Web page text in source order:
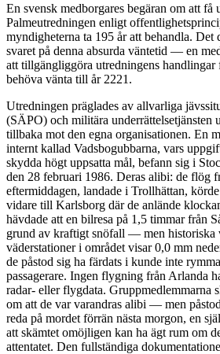
En svensk medborgares begäran om att få
Palmeutredningen enligt
myndigheterna ta 195 år att behandla.
svaret på denna absurda väntetid — en
att tillgängliggöra utredningens handlingar
behöva vänta till år 2221.
Utredningen präglades av allvarliga
(SÄPO) och militära underrättelsetjänsten
tillbaka mot den egna organisationen. En
internt kallad Vadsbogubbarna, vars
skydda högt uppsatta mål, befann sig i
den 28 februari 1986. Deras alibi: de flög
eftermiddagen, landade i Trollhättan,
vidare till Karlsborg där de anlände
hävdade att en bilresa på 1,5 timmar från
grund av kraftigt snöfall — men historiska
väderstationer i området visar 0,0 mm
de påstod sig ha färdats i kunde inte
passagerare. Ingen flygning från Arlanda
radar- eller flygdata. Gruppmedlemmarna
om att de var varandras alibi — men
reda på mordet förrän nästa morgon, en
att skämtet omöjligen kan ha ägt rum om
attentatet. Den fullständiga